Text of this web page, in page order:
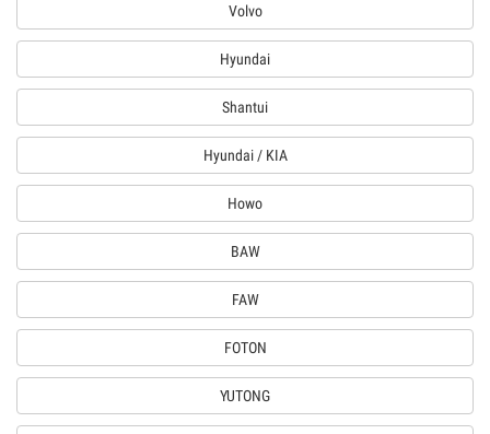
Volvo
Hyundai
Shantui
Hyundai / KIA
Howo
BAW
FAW
FOTON
YUTONG